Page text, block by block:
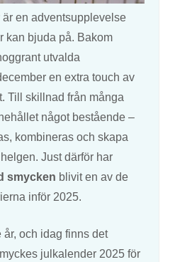
är en adventsupplevelse
kan bjuda på. Bakom
utvalda
en extra touch av
Till skillnad från många
något bestående –
kombineras och skapa
Just därför har
smycken blivit en av de
inför 2025.
år, och idag finns det
julkalender 2025 för